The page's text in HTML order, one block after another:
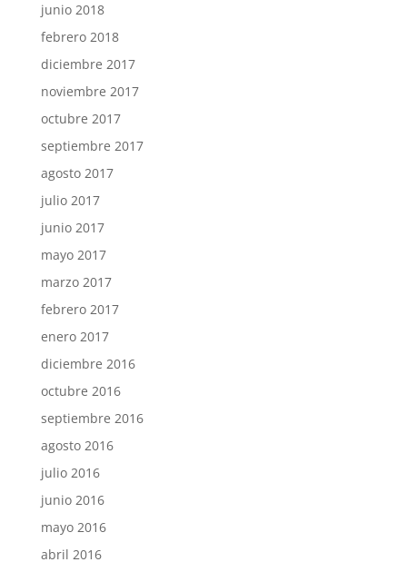
junio 2018
febrero 2018
diciembre 2017
noviembre 2017
octubre 2017
septiembre 2017
agosto 2017
julio 2017
junio 2017
mayo 2017
marzo 2017
febrero 2017
enero 2017
diciembre 2016
octubre 2016
septiembre 2016
agosto 2016
julio 2016
junio 2016
mayo 2016
abril 2016